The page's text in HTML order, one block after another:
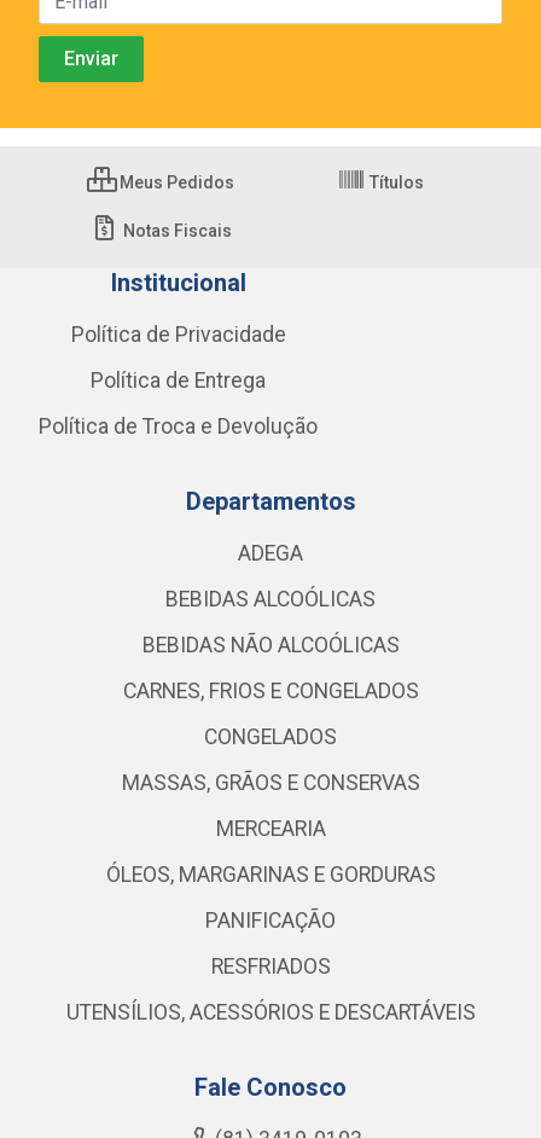
Meus Pedidos Títulos
Notas Fiscais
Institucional
Política de Privacidade
Política de Entrega
Política de Troca e Devolução
Departamentos
ADEGA
BEBIDAS ALCOÓLICAS
BEBIDAS NÃO ALCOÓLICAS
CARNES, FRIOS E CONGELADOS
CONGELADOS
MASSAS, GRÃOS E CONSERVAS
MERCEARIA
ÓLEOS, MARGARINAS E GORDURAS
PANIFICAÇÃO
RESFRIADOS
UTENSÍLIOS, ACESSÓRIOS E DESCARTÁVEIS
Fale Conosco